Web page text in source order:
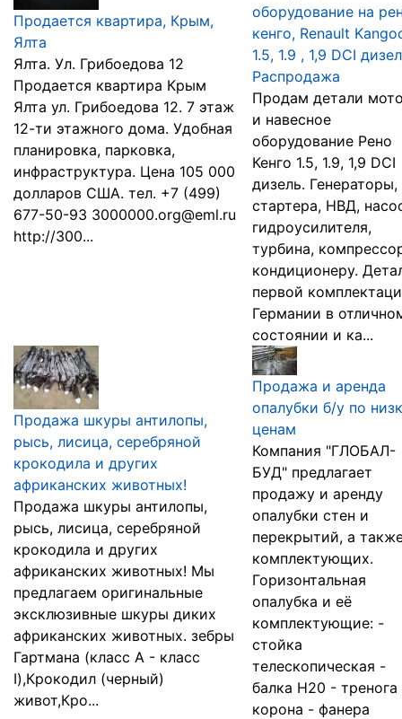
Продается квартира, Крым,
Ялта
Ялта. Ул. Грибоедова 12
Продается квартира Крым
Ялта ул. Грибоедова 12. 7 этаж
12-ти этажного дома. Удобная
планировка, парковка,
инфраструктура. Цена 105 000
долларов США. тел. +7 (499)
677-50-93 3000000.org@eml.ru
http://300...
оборудование на
кенго, Renault
1.5, 1.9 , 1,9 DCI
Распродажа
Продам детали
и навесное
оборудование Рено
Кенго 1.5, 1.9, 1,9 DCI
дизель. Генераторы,
стартера, НВД,
гидроусилителя,
турбина,
кондиционеру.
первой
Германии в
состоянии и ка...
Продажа шкуры антилопы,
рысь, лисица, серебряной
крокодила и других
африканских животных!
Продажа шкуры антилопы,
рысь, лисица, серебряной
крокодила и других
африканских животных! Мы
предлагаем оригинальные
эксклюзивные шкуры диких
африканских животных. зебры
Гартмана (класс А - класс
I),Крокодил (черный)
живот,Кро...
Продажа и аренда
опалубки б/у по
ценам
Компания "ГЛОБАЛ-
БУД" предлагает
продажу и аренду
опалубки стен и
перекрытий, а
комплектующих.
Горизонтальная
опалубка и её
комплектующие: -
стойка
телескопическая -
балка Н20 - тренога
корона - фанера